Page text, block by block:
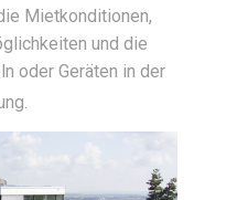
Mietkonditionen,
und die
oder Geräten in der